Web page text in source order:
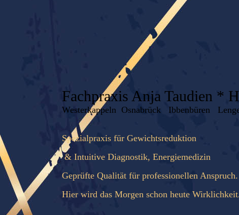
Fachpraxis Anja Taudien *
Westerkappeln Osnabrück Ibbenbüren
Spezialpraxis für Gewichtsreduktion
& Intuitive Diagnostik, Energiemedizin
Geprüfte Qualität für professionellen Anspruch.
Hier wird das Morgen schon heute